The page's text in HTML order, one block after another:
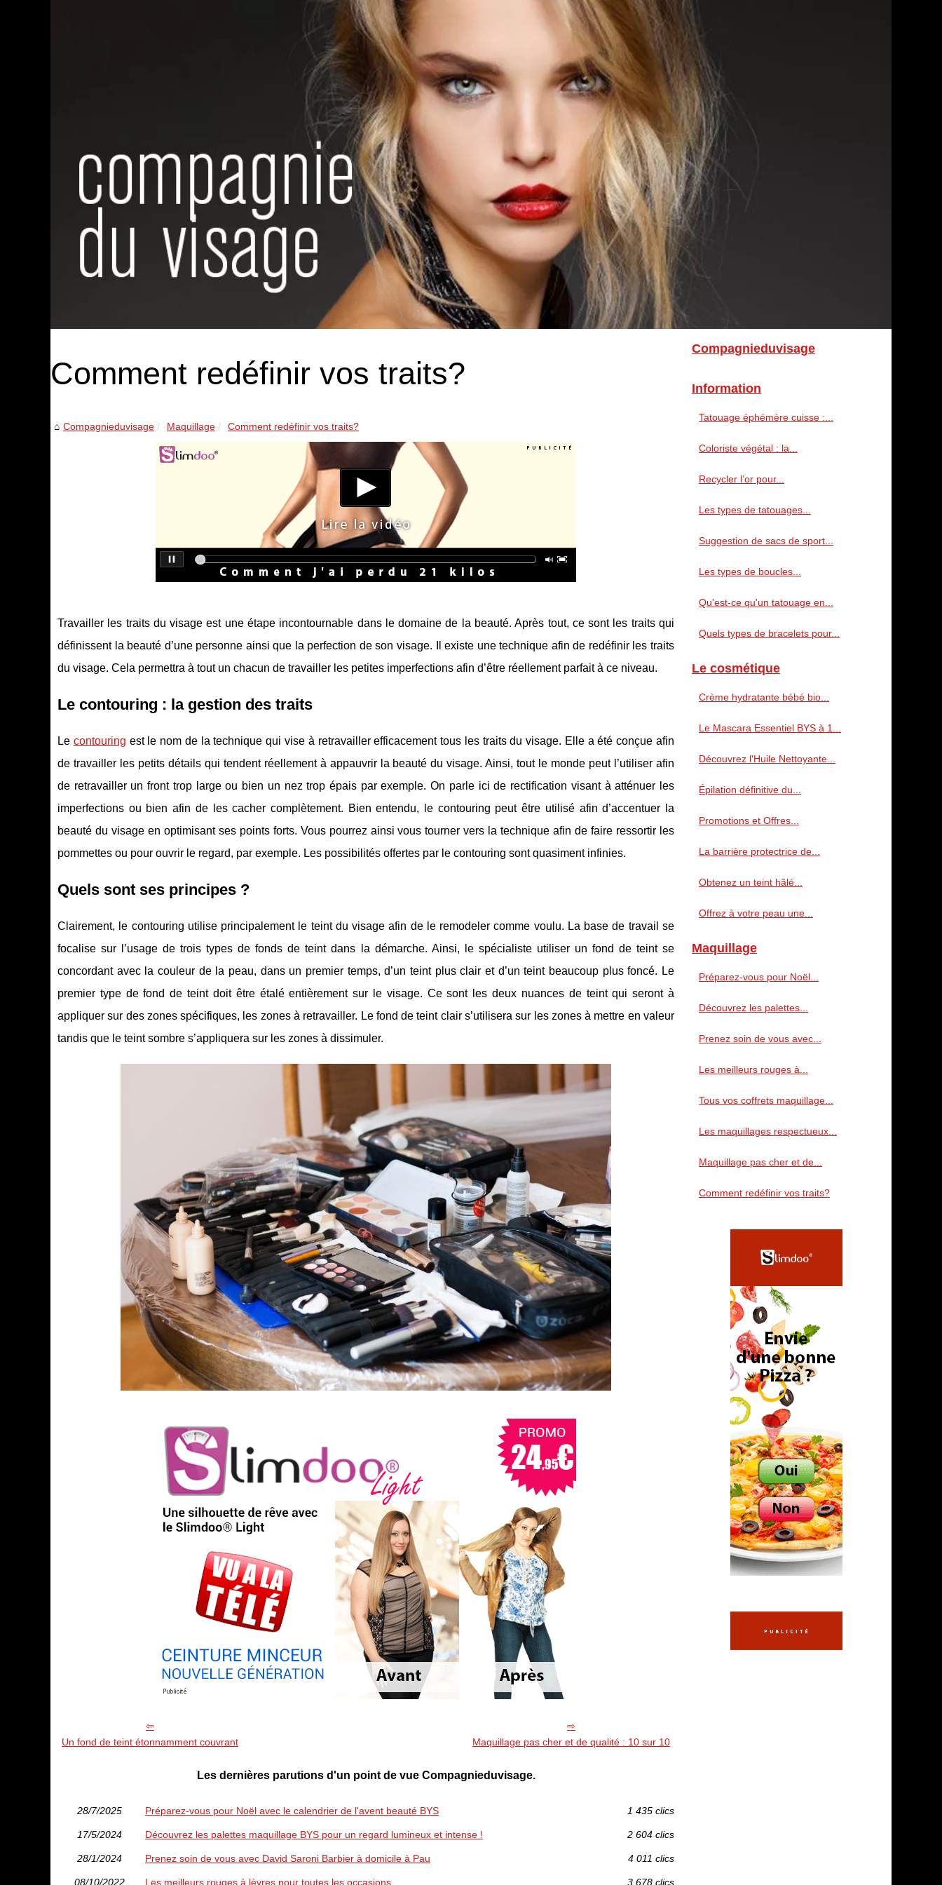
Comment redéfinir vos traits?
Compagnieduvisage Maquillage Comment redéfinir vos traits?
Travailler les traits du visage est une étape incontournable dans le domaine de la beauté. Après tout, ce sont les traits qui
définissent la beauté d’une personne ainsi que la perfection de son visage. Il existe une technique afin de redéfinir les traits
du visage. Cela permettra à tout un chacun de travailler les petites imperfections afin d’être réellement parfait à ce niveau.
Le contouring : la gestion des traits
Le contouring est le nom de la technique qui vise à retravailler efficacement tous les traits du visage. Elle a été conçue afin
de travailler les petits détails qui tendent réellement à appauvrir la beauté du visage. Ainsi, tout le monde peut l’utiliser afin
de retravailler un front trop large ou bien un nez trop épais par exemple. On parle ici de rectification visant à atténuer les
imperfections ou bien afin de les cacher complètement. Bien entendu, le contouring peut être utilisé afin d’accentuer la
beauté du visage en optimisant ses points forts. Vous pourrez ainsi vous tourner vers la technique afin de faire ressortir les
pommettes ou pour ouvrir le regard, par exemple. Les possibilités offertes par le contouring sont quasiment infinies.
Quels sont ses principes ?
Clairement, le contouring utilise principalement le teint du visage afin de le remodeler comme voulu. La base de travail se
focalise sur l’usage de trois types de fonds de teint dans la démarche. Ainsi, le spécialiste utiliser un fond de teint se
concordant avec la couleur de la peau, dans un premier temps, d’un teint plus clair et d’un teint beaucoup plus foncé. Le
premier type de fond de teint doit être étalé entièrement sur le visage. Ce sont les deux nuances de teint qui seront à
appliquer sur des zones spécifiques, les zones à retravailler. Le fond de teint clair s’utilisera sur les zones à mettre en valeur
tandis que le teint sombre s’appliquera sur les zones à dissimuler.
Un fond de teint étonnamment couvrant Maquillage pas cher et de qualité : 10 sur 10
Les dernières parutions d'un point de vue Compagnieduvisage.
28/7/2025 Préparez-vous pour Noël avec le calendrier de l'avent beauté BYS 1 435 clics
17/5/2024 Découvrez les palettes maquillage BYS pour un regard lumineux et intense ! 2 604 clics
28/1/2024 Prenez soin de vous avec David Saroni Barbier à domicile à Pau 4 011 clics
08/10/2022 Les meilleurs rouges à lèvres pour toutes les occasions 3 678 clics
Compagnieduvisage
Information
Tatouage éphémère cuisse :...
Coloriste végétal : la...
Recycler l’or pour...
Les types de tatouages...
Suggestion de sacs de sport...
Les types de boucles...
Qu'est-ce qu'un tatouage en...
Quels types de bracelets pour...
Le cosmétique
Crème hydratante bébé bio...
Le Mascara Essentiel BYS à 1...
Découvrez l'Huile Nettoyante...
Épilation définitive du...
Promotions et Offres...
La barrière protectrice de...
Obtenez un teint hâlé...
Offrez à votre peau une...
Maquillage
Préparez-vous pour Noël...
Découvrez les palettes...
Prenez soin de vous avec...
Les meilleurs rouges à...
Tous vos coffrets maquillage...
Les maquillages respectueux...
Maquillage pas cher et de...
Comment redéfinir vos traits?